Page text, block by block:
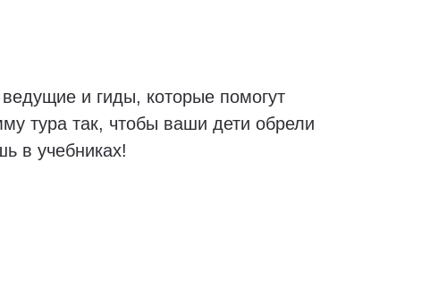
и гиды, которые помогут
тура так, чтобы ваши дети обрели
в учебниках!